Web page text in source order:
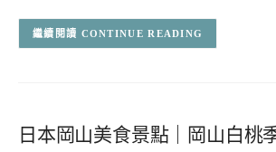
CONTINUE READING
日本岡山美食景點｜岡山白桃